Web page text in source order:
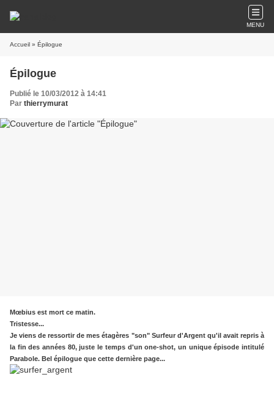
MENU
Accueil » Épilogue
Épilogue
Publié le 10/03/2012 à 14:41
Par thierrymurat
Mœbius est mort ce matin.
Tristesse...
Je viens de ressortir de mes étagères "son" Surfeur d'Argent qu'il avait repris à
la fin des années 80, juste le temps d'un one-shot, un unique épisode intitulé
Parabole. Bel épilogue que cette dernière page...